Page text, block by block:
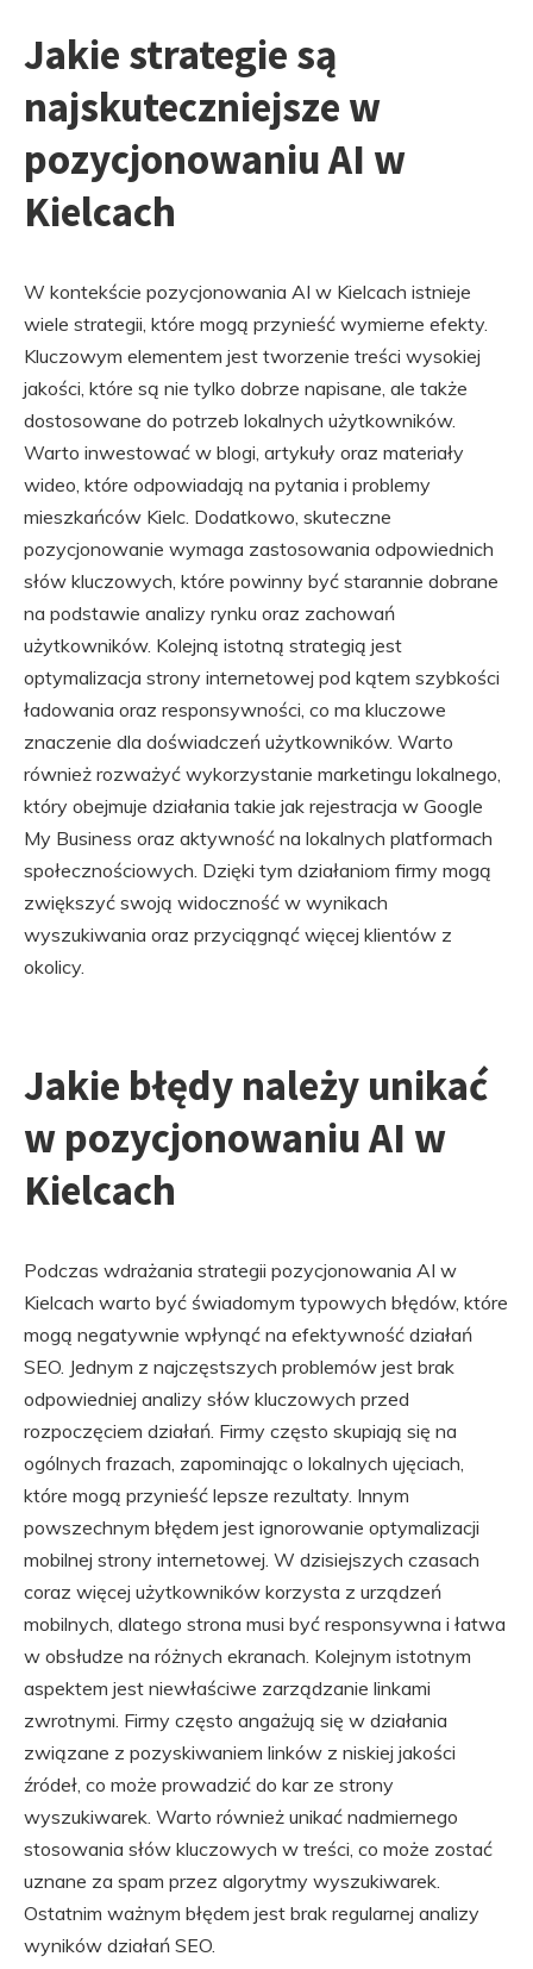
Jakie strategie są
najskuteczniejsze w
pozycjonowaniu AI w
Kielcach
W kontekście pozycjonowania AI w Kielcach istnieje
wiele strategii, które mogą przynieść wymierne efekty.
Kluczowym elementem jest tworzenie treści wysokiej
jakości, które są nie tylko dobrze napisane, ale także
dostosowane do potrzeb lokalnych użytkowników.
Warto inwestować w blogi, artykuły oraz materiały
wideo, które odpowiadają na pytania i problemy
mieszkańców Kielc. Dodatkowo, skuteczne
pozycjonowanie wymaga zastosowania odpowiednich
słów kluczowych, które powinny być starannie dobrane
na podstawie analizy rynku oraz zachowań
użytkowników. Kolejną istotną strategią jest
optymalizacja strony internetowej pod kątem szybkości
ładowania oraz responsywności, co ma kluczowe
znaczenie dla doświadczeń użytkowników. Warto
również rozważyć wykorzystanie marketingu lokalnego,
który obejmuje działania takie jak rejestracja w Google
My Business oraz aktywność na lokalnych platformach
społecznościowych. Dzięki tym działaniom firmy mogą
zwiększyć swoją widoczność w wynikach
wyszukiwania oraz przyciągnąć więcej klientów z
okolicy.
Jakie błędy należy unikać
w pozycjonowaniu AI w
Kielcach
Podczas wdrażania strategii pozycjonowania AI w
Kielcach warto być świadomym typowych błędów, które
mogą negatywnie wpłynąć na efektywność działań
SEO. Jednym z najczęstszych problemów jest brak
odpowiedniej analizy słów kluczowych przed
rozpoczęciem działań. Firmy często skupiają się na
ogólnych frazach, zapominając o lokalnych ujęciach,
które mogą przynieść lepsze rezultaty. Innym
powszechnym błędem jest ignorowanie optymalizacji
mobilnej strony internetowej. W dzisiejszych czasach
coraz więcej użytkowników korzysta z urządzeń
mobilnych, dlatego strona musi być responsywna i łatwa
w obsłudze na różnych ekranach. Kolejnym istotnym
aspektem jest niewłaściwe zarządzanie linkami
zwrotnymi. Firmy często angażują się w działania
związane z pozyskiwaniem linków z niskiej jakości
źródeł, co może prowadzić do kar ze strony
wyszukiwarek. Warto również unikać nadmiernego
stosowania słów kluczowych w treści, co może zostać
uznane za spam przez algorytmy wyszukiwarek.
Ostatnim ważnym błędem jest brak regularnej analizy
wyników działań SEO.